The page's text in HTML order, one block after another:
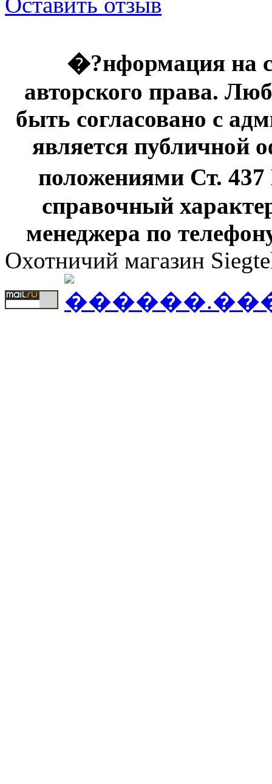
�?нформация на
авторского права.
быть согласовано с
является публичной
положениями Ст.
справочный
менеджера по
Охотничий магазин